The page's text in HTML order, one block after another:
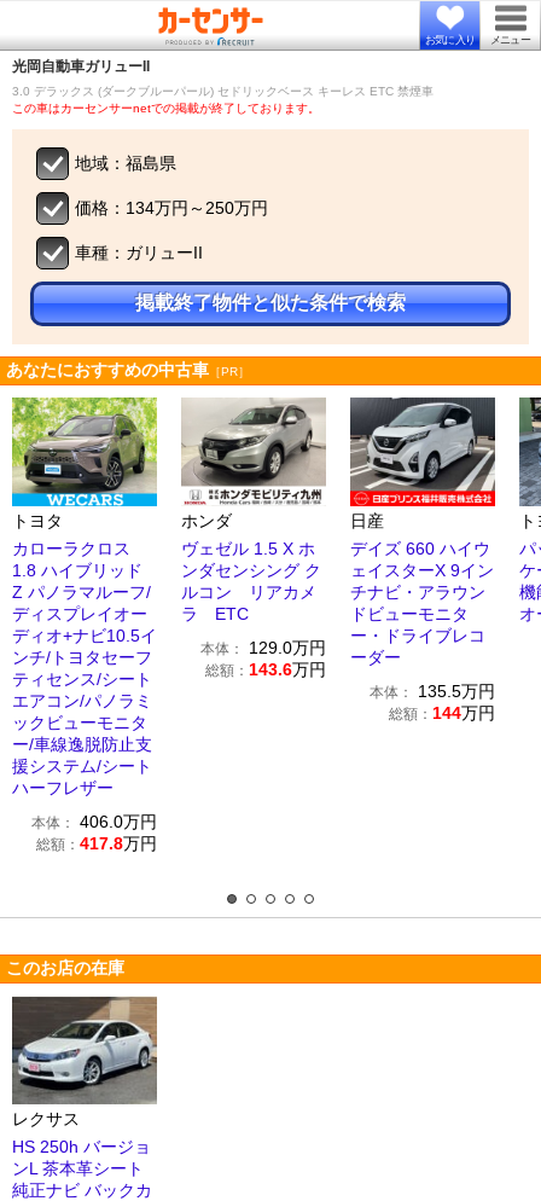
お気に入り メニュー
光岡自動車ガリューII
3.0 デラックス (ダークブルーパール) セドリックベース キーレス ETC 禁煙車
この車はカーセンサーnetでの掲載が終了しております。
地域：福島県
価格：134万円～250万円
車種：ガリューII
掲載終了物件と似た条件で検索
あなたにおすすめの中古車 ［PR］
トヨタ
カローラクロス
1.8 ハイブリッド
Z パノラマルーフ/
ディスプレイオー
ディオ+ナビ10.5イ
ンチ/トヨタセーフ
ティセンス/シート
エアコン/パノラミ
ックビューモニタ
ー/車線逸脱防止支
援システム/シート
ハーフレザー
本体： 406.0万円
総額： 417.8万円
ホンダ
ヴェゼル 1.5 X ホ
ンダセンシング ク
ルコン リアカメ
ラ ETC
本体： 129.0万円
総額： 143.6万円
日産
デイズ 660 ハイウ
ェイスターX 9イン
チナビ・アラウン
ドビューモニタ
ー・ドライブレコ
ーダー
本体： 135.5万円
総額： 144万円
パ
ケ
機
オ
このお店の在庫
レクサス
HS 250h バージョ
ンL 茶本革シート
純正ナビ バックカ